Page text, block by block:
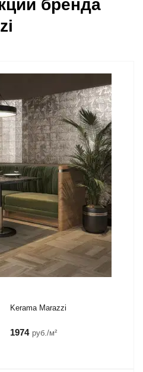
бренда
Kerama Marazzi
1974 руб./м²